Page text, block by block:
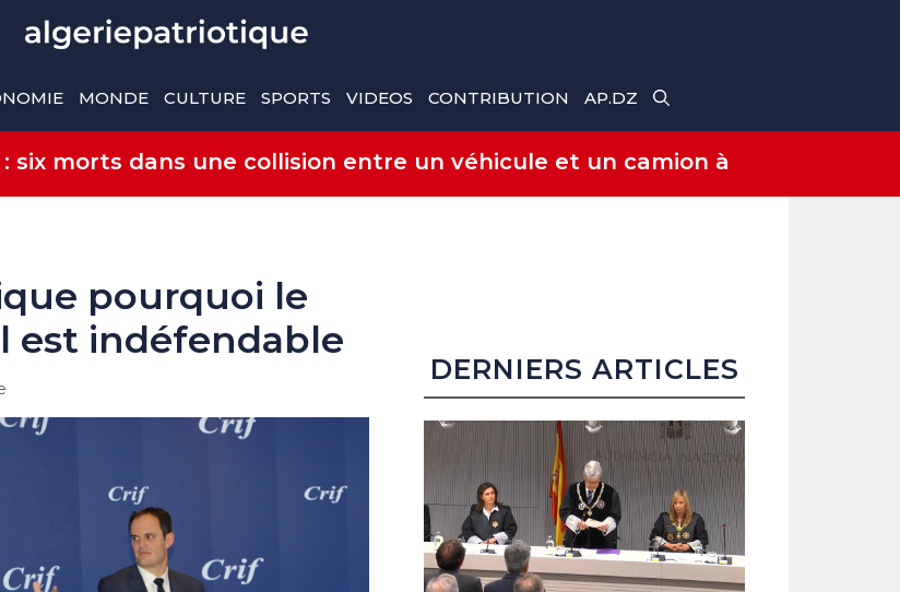
MONDE CULTURE SPORTS VIDEOS CONTRIBUTION AP.DZ
six morts dans une collision entre un véhicule et un camion à
pourquoi le
est indéfendable
DERNIERS ARTICLES